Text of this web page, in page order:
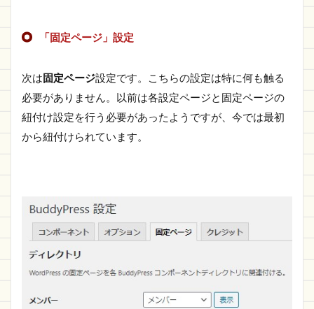
「固定ページ」設定
次は固定ページ設定です。こちらの設定は特に何も触る
必要がありません。以前は各設定ページと固定ページの
紐付け設定を行う必要があったようですが、今では最初
から紐付けられています。